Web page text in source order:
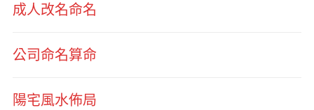
成人改名命名
公司命名算命
陽宅風水佈局